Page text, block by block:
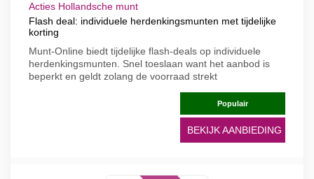
Acties Hollandsche munt
Flash deal: individuele herdenkingsmunten met tijdelijke
korting
Munt-Online biedt tijdelijke flash-deals op individuele
herdenkingsmunten. Snel toeslaan want het aanbod is
beperkt en geldt zolang de voorraad strekt
Populair
BEKIJK AANBIEDING